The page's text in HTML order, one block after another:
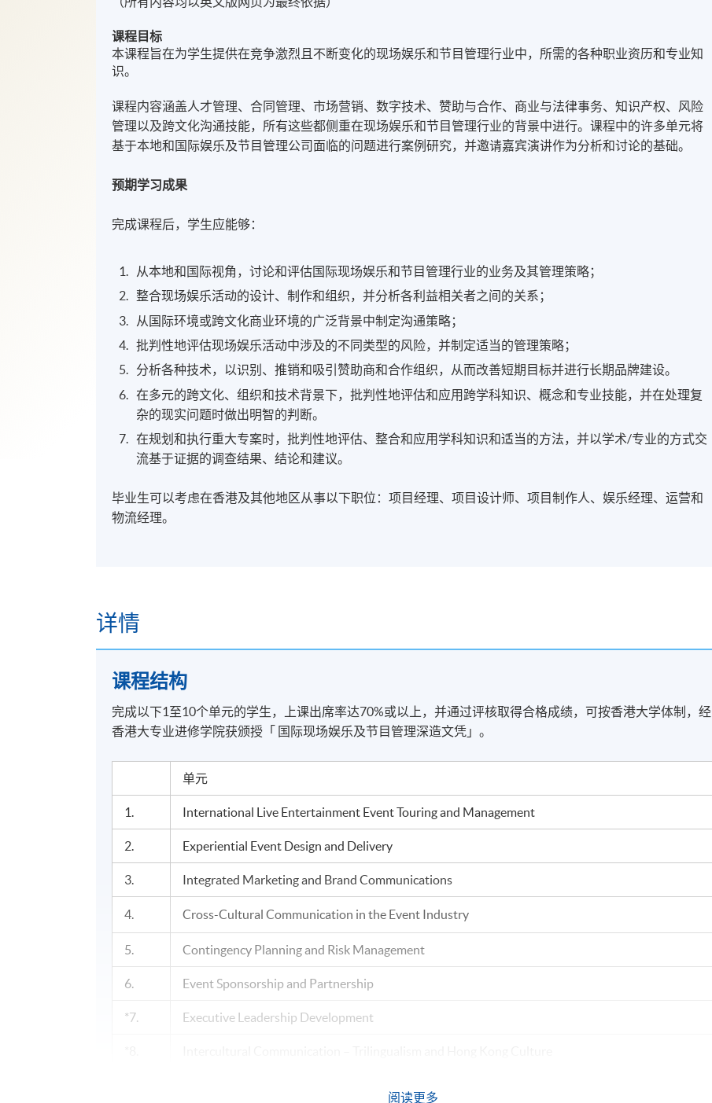
课程目标
本课程旨在为学生提供在竞争激烈且不断变化的现场娱乐和节目管理行业中，所需的各种职业资历和专业知
识。
课程内容涵盖人才管理、合同管理、市场营销、数字技术、赞助与合作、商业与法律事务、知识产权、风险
管理以及跨文化沟通技能，所有这些都侧重在现场娱乐和节目管理行业的背景中进行。课程中的许多单元将
基于本地和国际娱乐及节目管理公司面临的问题进行案例研究，并邀请嘉宾演讲作为分析和讨论的基础。
预期学习成果
完成课程后，学生应能够：
从本地和国际视角，讨论和评估国际现场娱乐和节目管理行业的业务及其管理策略；
整合现场娱乐活动的设计、制作和组织，并分析各利益相关者之间的关系；
从国际环境或跨文化商业环境的广泛背景中制定沟通策略；
批判性地评估现场娱乐活动中涉及的不同类型的风险，并制定适当的管理策略；
分析各种技术，以识别、推销和吸引赞助商和合作组织，从而改善短期目标并进行长期品牌建设。
在多元的跨文化、组织和技术背景下，批判性地评估和应用跨学科知识、概念和专业技能，并在处理复
杂的现实问题时做出明智的判断。
在规划和执行重大专案时，批判性地评估、整合和应用学科知识和适当的方法，并以学术/专业的方式交
流基于证据的调查结果、结论和建议。
毕业生可以考虑在香港及其他地区从事以下职位：项目经理、项目设计师、项目制作人、娱乐经理、运营和
物流经理。
详情
课程结构
完成以下1至10个单元的学生，上课出席率达70%或以上，并通过评核取得合格成绩，可按香港大学体制，经
香港大专业进修学院获颁授「 国际现场娱乐及节目管理深造文凭」。
单元
1. International Live Entertainment Event Touring and Management
2. Experiential Event Design and Delivery
3. Integrated Marketing and Brand Communications
4. Cross-Cultural Communication in the Event Industry
5. Contingency Planning and Risk Management
6. Event Sponsorship and Partnership
*7. Executive Leadership Development
阅读更多